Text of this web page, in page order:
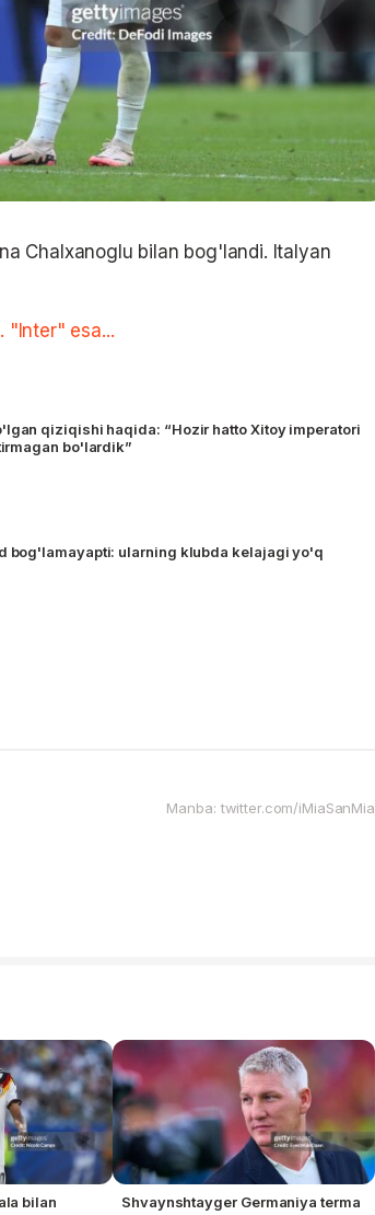
Chalxanoglu bilan bog'landi. Italyan
"Inter" esa...
qiziqishi haqida: “Hozir hatto Xitoy imperatori
bo'lardik”
bog'lamayapti: ularning klubda kelajagi yo'q
Manba: twitter.com/iMiaSanMia
bilan
Shvaynshtayger Germaniya terma